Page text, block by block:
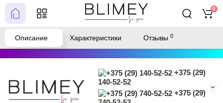
+375 (29)
140-52-52
+375 (29)
0
Описание Характеристики Отзывы 0